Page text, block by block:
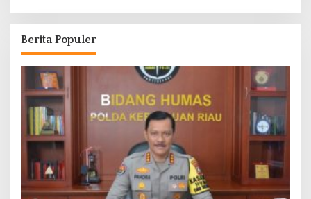
Berita Populer